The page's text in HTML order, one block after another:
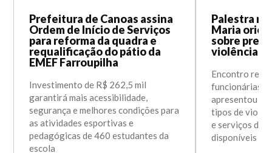
Prefeitura de Canoas assina
Ordem de Início de Serviços
para reforma da quadra e
requalificação do pátio da
EMEF Farroupilha
Investimento de R$ 262,5 mil
garantirá mais acessibilidade,
segurança e melhores condições para
as atividades esportivas e
pedagógicas de 460 estudantes da
escola
Palestra na
Maria
sobre
violência
Encontro
funcionárias
apresentou
tipos de
e serviços de
disponíveis